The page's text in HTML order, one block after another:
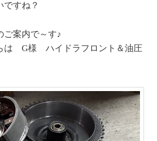
ですね？
ご案内で～す♪
は G様 ハイドラフロント＆油圧